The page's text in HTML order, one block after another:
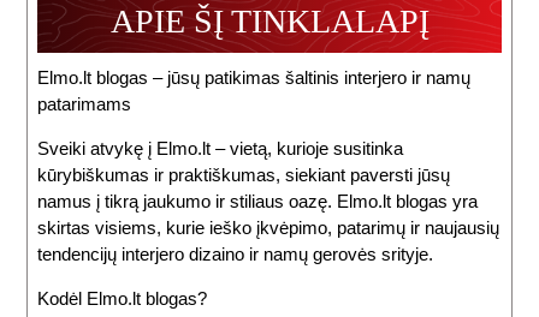
APIE ŠĮ TINKLALAPĮ
Elmo.lt blogas – jūsų patikimas šaltinis interjero ir namų
patarimams
Sveiki atvykę į Elmo.lt – vietą, kurioje susitinka
kūrybiškumas ir praktiškumas, siekiant paversti jūsų
namus į tikrą jaukumo ir stiliaus oazę. Elmo.lt blogas yra
skirtas visiems, kurie ieško įkvėpimo, patarimų ir naujausių
tendencijų interjero dizaino ir namų gerovės srityje.
Kodėl Elmo.lt blogas?